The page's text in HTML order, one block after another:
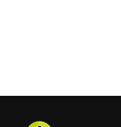
spirito: vendetta non
mi mandò un